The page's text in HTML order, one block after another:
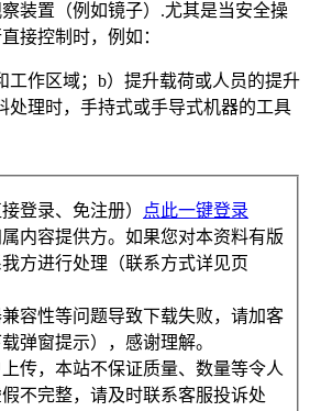
装置（例如镜子）.尤其是当安全操
接控制时，例如：
工作区域；b）提升载荷或人员的提升
处理时，手持式或手导式机器的工具
登录、免注册）
点此一键登录
内容提供方。如果您对本资料有版
方进行处理（联系方式详见页
容性等问题导致下载失败，请加客
弹窗提示），感谢理解。
传，本站不保证质量、数量等令人
不完整，请及时联系客服投诉处